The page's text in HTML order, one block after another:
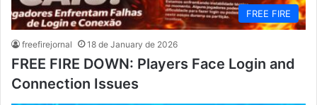
FREE FIRE
freefirejornal 18 de January de 2026
FREE FIRE DOWN: Players Face Login and
Connection Issues